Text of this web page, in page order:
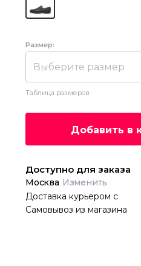
Размер:
Выберите размер
Таблица размеров
Добавить в
Доступно для заказа
Москва Изменить
Доставка курьером с
Самовывоз из магазина